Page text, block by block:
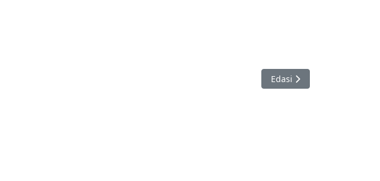
2024, Kreeka 27.10. - 04.11. Järgmine artikkel:
Edasi